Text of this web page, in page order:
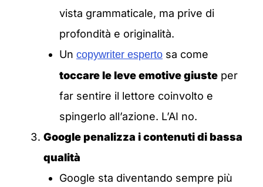
vista grammaticale, ma prive di
profondità e originalità.
Un copywriter esperto sa come
toccare le leve emotive giuste per
far sentire il lettore coinvolto e
spingerlo all’azione. L’AI no.
Google penalizza i contenuti di bassa
qualità
Google sta diventando sempre più